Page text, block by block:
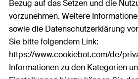
Bezug auf das Setzen und die
vorzunehmen. Weitere
sowie die Datenschutzerklärung
Sie bitte folgendem Link:
https://www.cookiebot.com/de/
Informationen zu den Kategorien